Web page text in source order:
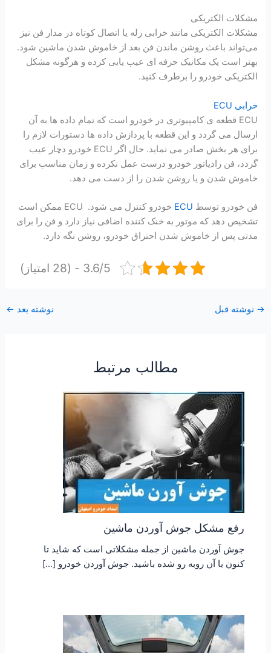
مشکلات الکتریکی
مشکلات الکتریکی مانند خرابی رله یا اتصال کوتاه در مدار فن نیز
می‌تواند باعث روشن ماندن فن بعد از خاموش شدن ماشین شود.
بهتر است یک مکانیک حرفه ای عیب یابی کرده و هرگونه مشکل
الکتریکی خودرو را برطرف کنید.
خرابی ECU
ECU قطعه ی کامپیوتری در خودرو است که تمام داده ها به آن
ارسال می گردد و این قطعه با پردازش داده ها دستورات لازم را
برای هر بخش صادر می نماید. حال اگر ECU خودرو دچار عیب
گردد، فن رادیاتور خودرو درست عمل نکرده و زمان مناسب برای
خاموش شدن و یا روشن شدن را از دست می دهد.
فن خودرو توسط ECU
خودرو کنترل می شود. ECU ممکن است
تشخیص دهد که موتور به خنک کننده اضافی نیاز دارد و فن را برای
مدتی پس از خاموش شدن احتراق خودرو، روشن نگه دارد.
3.6/5 - (28 امتیاز)
→ نوشته قبل نوشته بعد ←
مطالب مرتبط
رفع مشکل جوش آوردن ماشین
جوش آوردن ماشین از جمله مشکلاتی است که شاید تا
کنون با آن روبه رو شده باشید. جوش آوردن خودرو […]